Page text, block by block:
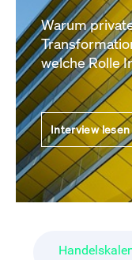
Warum
welche Rolle
Interview lesen